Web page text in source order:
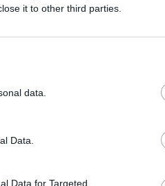
it to other third parties.
data.
Data.
Data for Targeted